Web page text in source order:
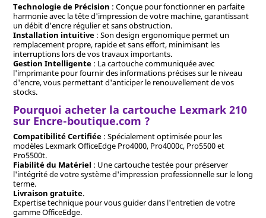
Technologie de Précision : Conçue pour fonctionner en parfaite
harmonie avec la tête d'impression de votre machine, garantissant
un débit d'encre régulier et sans obstruction.
Installation intuitive: Son design ergonomique permet un
remplacement propre, rapide et sans effort, minimisant les
interruptions lors de vos travaux importants.
Gestion Intelligente: La cartouche communiquée avec
l'imprimante pour fournir des informations précises sur le niveau
d'encre, vous permettant d'anticiper le renouvellement de vos
stocks.
Pourquoi acheter la cartouche Lexmark 210
sur Encre-boutique.com ?
Compatibilité Certifiée: Spécialement optimisée pour les
modèles Lexmark OfficeEdge Pro4000, Pro4000c, Pro5500 et
Pro5500t.
Fiabilité du Matériel : Une cartouche testée pour préserver
l'intégrité de votre système d'impression professionnelle sur le long
terme.
Livraison gratuite.
Expertise technique pour vous guider dans l'entretien de votre
gamme OfficeEdge.